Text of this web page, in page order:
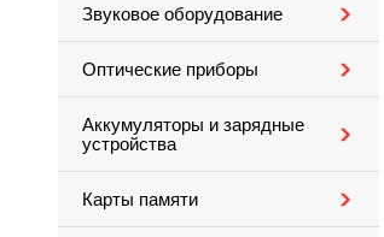
Звуковое оборудование
Оптические приборы
Аккумуляторы и зарядные
устройства
Карты памяти